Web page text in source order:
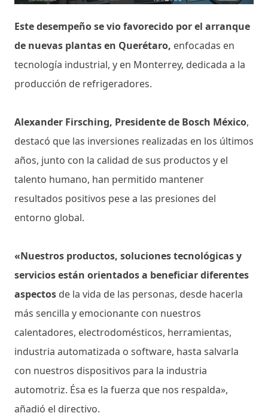
Este desempeño se vio favorecido por el arranque
de nuevas plantas en Querétaro, enfocadas en
tecnología industrial, y en Monterrey, dedicada a la
producción de refrigeradores.
Alexander Firsching, Presidente de Bosch México,
destacó que las inversiones realizadas en los últimos
años, junto con la calidad de sus productos y el
talento humano, han permitido mantener
resultados positivos pese a las presiones del
entorno global.
«Nuestros productos, soluciones tecnológicas y
servicios están orientados a beneficiar diferentes
aspectos de la vida de las personas, desde hacerla
más sencilla y emocionante con nuestros
calentadores, electrodomésticos, herramientas,
industria automatizada o software, hasta salvarla
con nuestros dispositivos para la industria
automotriz. Ésa es la fuerza que nos respalda»,
añadió el directivo.